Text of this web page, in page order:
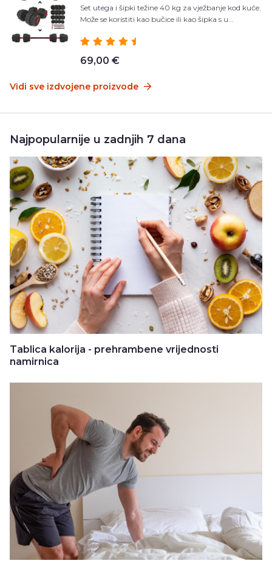
Set utega i šipki težine 40 kg za vježbanje kod kuće.
Može se koristiti kao bučice ili kao šipka s u...
69,00 €
Vidi sve izdvojene proizvode
Najpopularnije u zadnjih 7 dana
Tablica kalorija - prehrambene vrijednosti
namirnica